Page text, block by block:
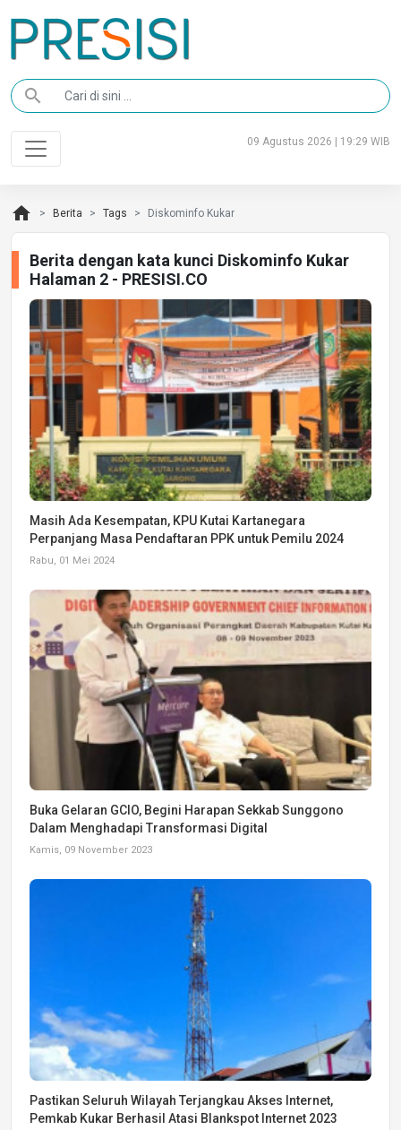
search
09 Agustus 2026 | 19:29 WIB
home Berita Tags Diskominfo Kukar
Berita dengan kata kunci Diskominfo Kukar
Halaman 2 - PRESISI.CO
Masih Ada Kesempatan, KPU Kutai Kartanegara
Perpanjang Masa Pendaftaran PPK untuk Pemilu 2024
Rabu, 01 Mei 2024
Buka Gelaran GCIO, Begini Harapan Sekkab Sunggono
Dalam Menghadapi Transformasi Digital
Kamis, 09 November 2023
Pastikan Seluruh Wilayah Terjangkau Akses Internet,
Pemkab Kukar Berhasil Atasi Blankspot Internet 2023